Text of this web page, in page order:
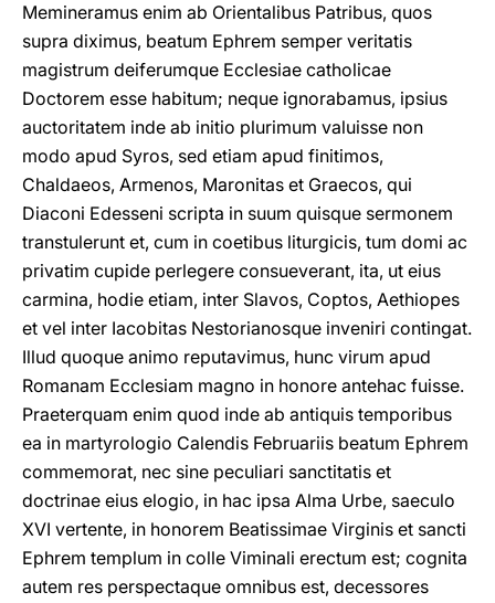
Memineramus enim ab Orientalibus Patribus, quos
supra diximus, beatum Ephrem semper veritatis
magistrum deiferumque Ecclesiae catholicae
Doctorem esse habitum; neque ignorabamus, ipsius
auctoritatem inde ab initio plurimum valuisse non
modo apud Syros, sed etiam apud finitimos,
Chaldaeos, Armenos, Maronitas et Graecos, qui
Diaconi Edesseni scripta in suum quisque sermonem
transtulerunt et, cum in coetibus liturgicis, tum domi ac
privatim cupide perlegere consueverant, ita, ut eius
carmina, hodie etiam, inter Slavos, Coptos, Aethiopes
et vel inter Iacobitas Nestorianosque inveniri contingat.
Illud quoque animo reputavimus, hunc virum apud
Romanam Ecclesiam magno in honore antehac fuisse.
Praeterquam enim quod inde ab antiquis temporibus
ea in martyrologio Calendis Februariis beatum Ephrem
commemorat, nec sine peculiari sanctitatis et
doctrinae eius elogio, in hac ipsa Alma Urbe, saeculo
XVI vertente, in honorem Beatissimae Virginis et sancti
Ephrem templum in colle Viminali erectum est; cognita
autem res perspectaque omnibus est, decessores